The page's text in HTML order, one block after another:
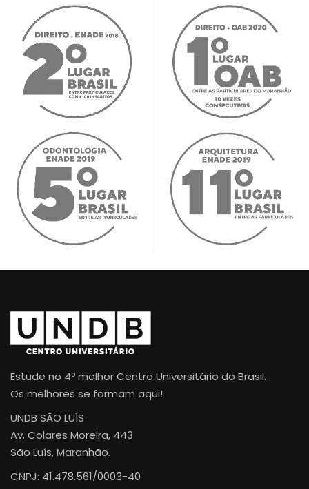
Estude no 4º melhor Centro Universitário do Brasil.
Os melhores se formam aqui!
UNDB SÃO LUÍS
Av. Colares Moreira, 443
São Luís, Maranhão.
CNPJ: 41.478.561/0003-40